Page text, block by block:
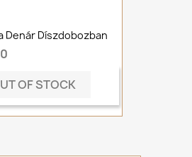
Denár Díszdobozban
OF STOCK